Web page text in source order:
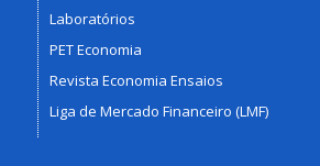
Laboratórios
PET Economia
Revista Economia Ensaios
Liga de Mercado Financeiro (LMF)